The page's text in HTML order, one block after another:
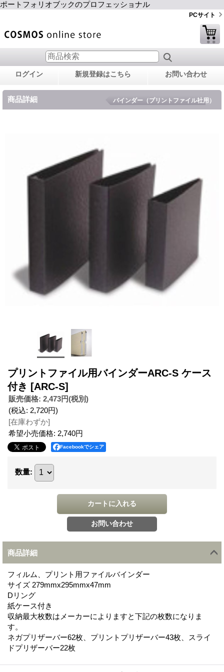
ポートフォリオブックのプロフェッショナル
PCサイト
ログイン 新規登録はこちら お問い合わせ
商品詳細 バインダー（プリントファイル社用）
プリントファイル用バインダーARC-S ケース
付き [ARC-S]
販売価格: 2,473円(税別)
(税込: 2,720円)
[在庫わずか]
希望小売価格: 2,740円
Facebookでシェア
数量:
商品詳細
フィルム、プリント用ファイルバインダー
サイズ 279mmx295mmx47mm
Dリング
紙ケース付き
収納最大枚数はメーカーによりますと下記の枚数になりま
す。
ネガプリザーバー62枚、プリントプリザーバー43枚、スライ
ドプリザーバー22枚